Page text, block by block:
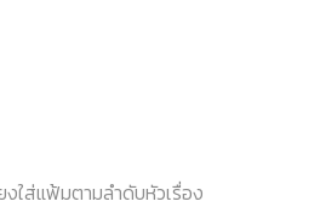
ใส่แฟ้มตามลำดับหัวเรื่อง